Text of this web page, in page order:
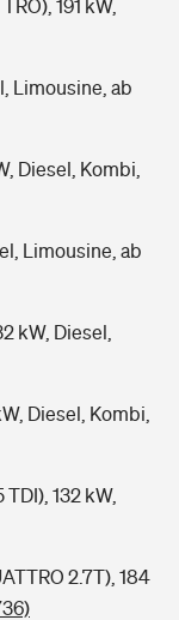
191 kW,
Limousine, ab
Diesel, Kombi,
Limousine, ab
kW, Diesel,
Diesel, Kombi,
132 kW,
2.7T), 184